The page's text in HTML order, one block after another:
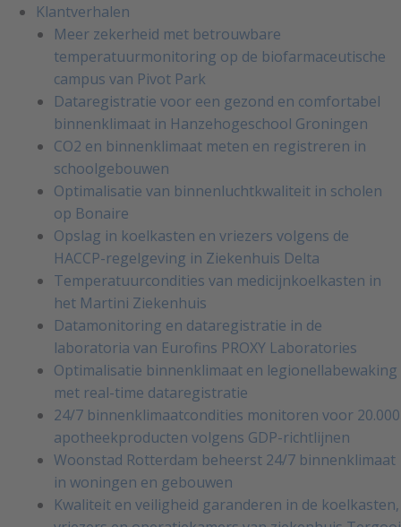
Klantverhalen
Meer zekerheid met betrouwbare
temperatuurmonitoring op de biofarmaceutische
campus van Pivot Park
Dataregistratie voor een gezond en comfortabel
binnenklimaat in Hanzehogeschool Groningen
CO2 en binnenklimaat meten en registreren in
schoolgebouwen
Optimalisatie van binnenluchtkwaliteit in scholen
op Bonaire
Opslag in koelkasten en vriezers volgens de
HACCP-regelgeving in Ziekenhuis Delta
Temperatuurcondities van medicijnkoelkasten in
het Martini Ziekenhuis
Datamonitoring en dataregistratie in de
laboratoria van Eurofins PROXY Laboratories
Optimalisatie binnenklimaat en legionellabewaking
met real-time dataregistratie
24/7 binnenklimaatcondities monitoren voor 20.000
apotheekproducten volgens GDP-richtlijnen
Woonstad Rotterdam beheerst 24/7 binnenklimaat
in woningen en gebouwen
Kwaliteit en veiligheid garanderen in de koelkasten,